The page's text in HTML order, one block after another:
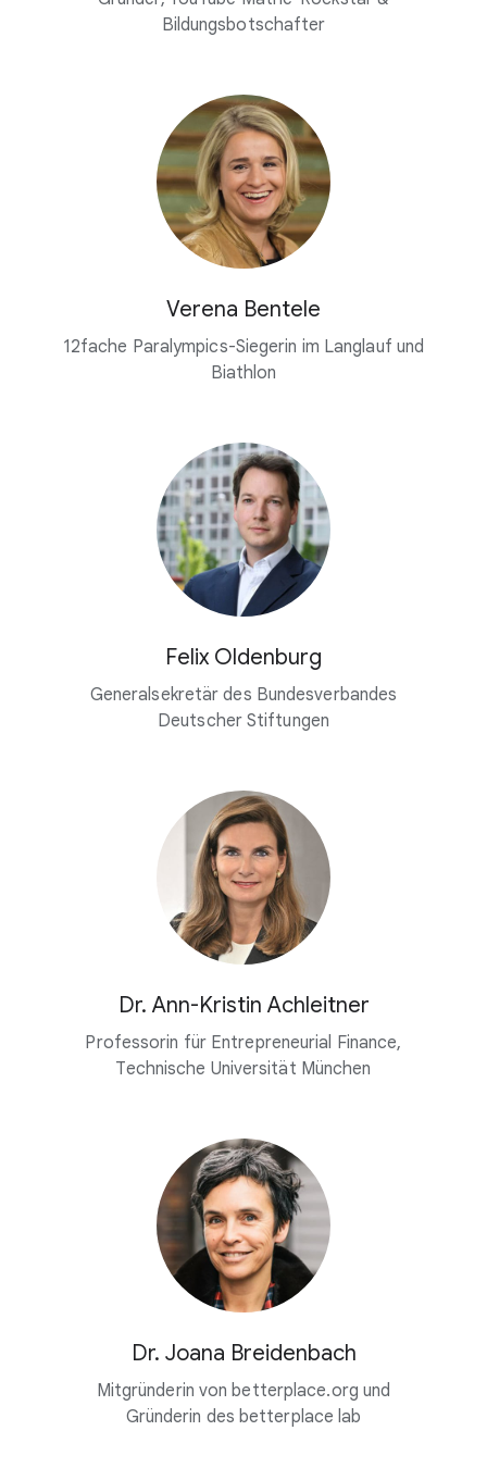
Bildungsbotschafter
Verena Bentele
12fache Paralympics-Siegerin im Langlauf und
Biathlon
Felix Oldenburg
Generalsekretär des Bundesverbandes
Deutscher Stiftungen
Dr. Ann-Kristin Achleitner
Professorin für Entrepreneurial Finance,
Technische Universität München
Dr. Joana Breidenbach
Mitgründerin von betterplace.org und
Gründerin des betterplace lab